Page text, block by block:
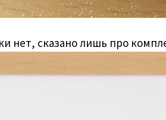
нет, сказано лишь про